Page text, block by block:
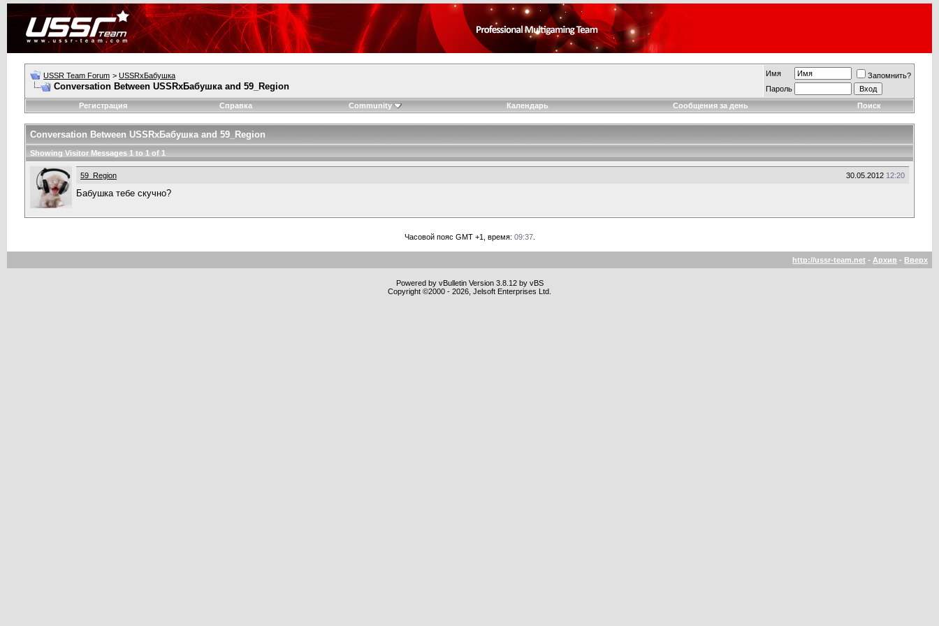
USSR Team Forum > USSRxБабушка
Conversation Between USSRxБабушка and 59_Region
Имя
Запомнить?
Пароль
Регистрация
Справка Community Календарь Сообщения за день Поиск
Conversation Between USSRxБабушка and 59_Region
Showing Visitor Messages 1 to 1 of 1
30.05.2012 12:20
59_Region
Бабушка тебе скучно?
Часовой пояс GMT +1, время: 09:37.
http://ussr-team.net - Архив - Вверх
Powered by vBulletin Version 3.8.12 by vBS
Copyright ©2000 - 2026, Jelsoft Enterprises Ltd.